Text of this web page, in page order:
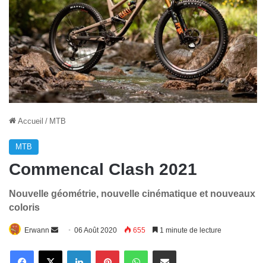
Accueil / MTB
MTB
Commencal Clash 2021
Nouvelle géométrie, nouvelle cinématique et nouveaux
coloris
Erwann
Envoyer
courriel
06 Août 2020 655 1 minute de lecture
LinkedinPinterestWhatsAppE-Mail